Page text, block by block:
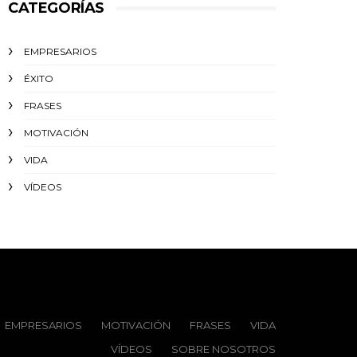
CATEGORÍAS
EMPRESARIOS
ÉXITO‬
FRASES
MOTIVACIÓN
VIDA
VÍDEOS
EMPRESARIOS MOTIVACIÓN FRASES
VIDA
VÍDEOS
SOBRE NOSOTROS